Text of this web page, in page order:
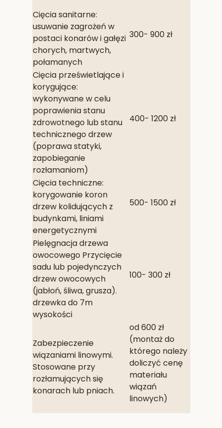
Cięcia sanitarne:
usuwanie zagrożeń w
postaci konarów i gałęzi
chorych, martwych,
połamanych
300- 900 zł
Cięcia prześwietlające i
korygujące:
wykonywane w celu
poprawienia stanu
zdrowotnego lub stanu
technicznego drzew
(poprawa statyki,
zapobieganie
rozłamaniom)
400- 1200 zł
Cięcia techniczne:
korygowanie koron
drzew kolidujących z
budynkami, liniami
energetycznymi
500- 1500 zł
Pielęgnacja drzewa
owocowego Przycięcie
sadu lub pojedynczych
drzew owocowych
(jabłoń, śliwa, grusza).
drzewka do 7m
wysokości
100- 300 zł
Zabezpieczenie
wiązaniami linowymi.
Stosowane przy
rozłamujących się
konarach lub pniach.
od 600 zł
(montaż do
którego należy
doliczyć cenę
materiału
wiązań
linowych)